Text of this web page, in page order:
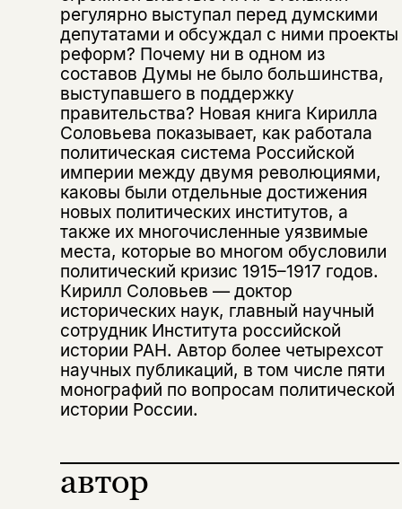
регулярно выступал перед думскими
депутатами и обсуждал с ними проекты
реформ? Почему ни в одном из
составов Думы не было большинства,
выступавшего в поддержку
правительства? Новая книга Кирилла
Соловьева показывает, как работала
политическая система Российской
империи между двумя революциями,
каковы были отдельные достижения
новых политических институтов, а
также их многочисленные уязвимые
места, которые во многом обусловили
политический кризис 1915–1917 годов.
Кирилл Соловьев — доктор
исторических наук, главный научный
сотрудник Института российской
истории РАН. Автор более четырехсот
научных публикаций, в том числе пяти
монографий по вопросам политической
истории России.
автор